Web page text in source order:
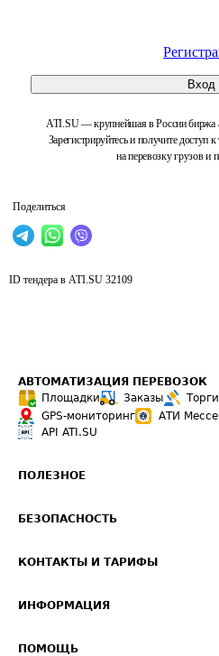
Вход
ATI.SU — крупнейшая в России биржа
Зарегистрируйтесь и получите доступ
на перевозку грузов и
Поделиться
ID тендера в ATI.SU 32109
АВТОМАТИЗАЦИЯ ПЕРЕВОЗОК
Площадки
Заказы Торги
GPS-мониторинг
АТИ
API ATI.SU
ПОЛЕЗНОЕ
Звезды ATI.SU на вашем сайте
Средние ставки
БЕЗОПАСНОСТЬ
Светофор+
О формировании Паспорта
КОНТАКТЫ И ТАРИФЫ
Реклама на сайте
ИНФОРМАЦИЯ
ПОМОЩЬ